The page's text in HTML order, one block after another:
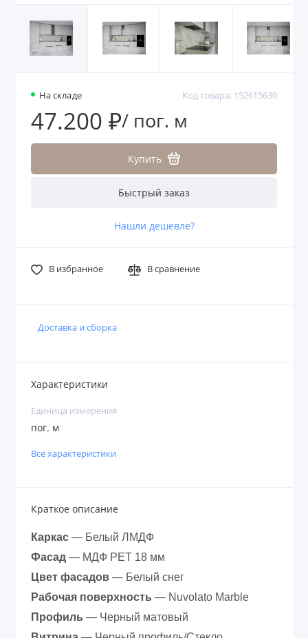
На складе Код товара: 152615630
47.200 ₽/ пог. м
Купить
Быстрый заказ
Нашли дешевле?
В избранное В сравнение
Доставка и сборка
Характеристики
Единица измерения
пог. м
Все характеристики
Краткое описание
Каркас — Белый ЛМДФ
Фасад — МДФ PET 18 мм
Цвет фасадов — Белый снег
Рабочая поверхность — Nuvolato Marble
Профиль — Черный матовый